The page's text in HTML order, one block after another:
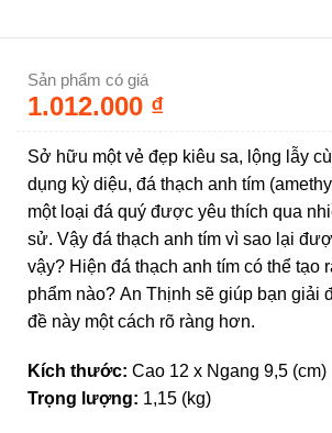
Sản phẩm có giá
1.012.000 ₫
Sở hữu một vẻ đẹp kiêu sa, lộng lẫy
dụng kỳ diệu, đá thạch anh tím
một loại đá quý được yêu thích qua
sử. Vậy đá thạch anh tím vì sao lại
vậy? Hiện đá thạch anh tím có thể tạo
phẩm nào? An Thịnh sẽ giúp bạn giải
đề này một cách rõ ràng hơn.
Kích thước:Cao 12 x Ngang 9,5 (cm)
Trọng lượng: 1,15 (kg)